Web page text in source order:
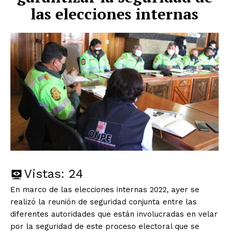
las elecciones internas
Vistas: 24
En marco de las elecciones internas 2022, ayer se
realizó la reunión de seguridad conjunta entre las
diferentes autoridades que están involucradas en velar
por la seguridad de este proceso electoral que se